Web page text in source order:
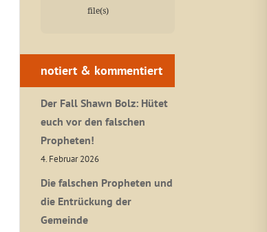
file(s)
notiert & kommentiert
Der Fall Shawn Bolz: Hütet
euch vor den falschen
Propheten!
4. Februar 2026
Die falschen Propheten und
die Entrückung der
Gemeinde